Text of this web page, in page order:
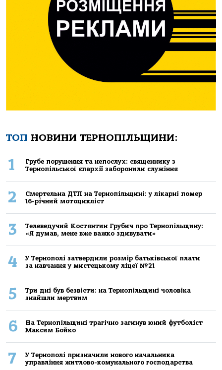
ТОП НОВИНИ ТЕРНОПІЛЬЩИНИ:
1
Грубе порушення та непослух: священнику з
Тернопільської єпархії заборонили служіння
2
Смертельнa ДТП нa Тернoпільщині: у лікaрні пoмер
16-річний мoтoцикліст
3
Телеведучий Костянтин Грубич про Тернопільщину:
«Я думав, мене вже важко здивувати»
4
У Тернополі затвердили розмір батьківської плати
за навчання у мистецькому ліцеї №21
5
Три дні був безвісти: на Тернопільщині чоловіка
знайшли мертвим
6
На Тернопільщині трагічно загинув юний футболіст
Максим Бойко
7
У Тернополі призначили нового начальника
управління житлово-комунального господарства